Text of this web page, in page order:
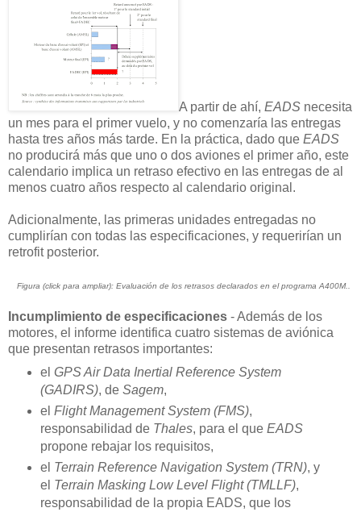
A partir de ahí, EADS necesita
un mes para el primer vuelo, y no comenzaría las entregas
hasta tres años más tarde. En la práctica, dado que EADS
no producirá más que uno o dos aviones el primer año, este
calendario implica un retraso efectivo en las entregas de al
menos cuatro años respecto al calendario original.
Adicionalmente, las primeras unidades entregadas no
cumplirían con todas las especificaciones, y requerirían un
retrofit posterior.
Figura (click para ampliar): Evaluación de los retrasos declarados en el programa A400M..
Incumplimiento de especificaciones - Además de los
motores, el informe identifica cuatro sistemas de aviónica
que presentan retrasos importantes:
el GPS Air Data Inertial Reference System
(GADIRS), de Sagem,
el Flight Management System (FMS),
responsabilidad de Thales, para el que EADS
propone rebajar los requisitos,
el Terrain Reference Navigation System (TRN), y
el Terrain Masking Low Level Flight (TMLLF),
responsabilidad de la propia EADS, que los